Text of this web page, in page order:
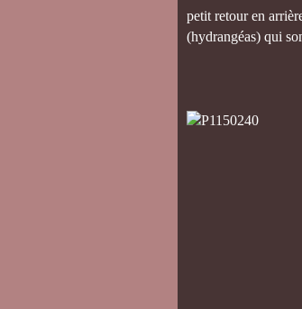
petit retour en
(hydrangéas) qui